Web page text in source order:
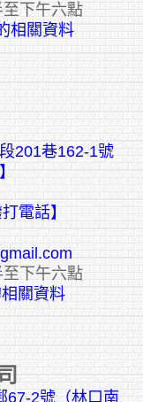
下午六點
相關資料
201巷162-1號
電話】
下午六點
關資料
67-2號（林口南